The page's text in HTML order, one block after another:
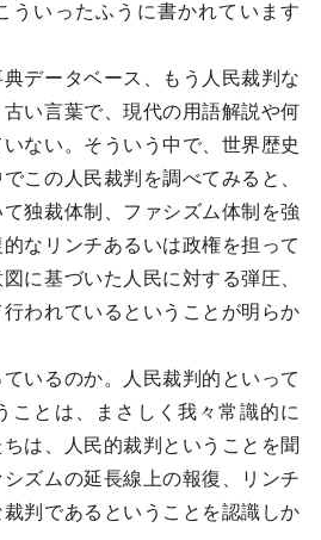
ういったふうに書かれています
データベース、もう人民裁判な
い言葉で、現代の用語解説や何
ない。そういう中で、世界歴史
この人民裁判を調べてみると、
独裁体制、ファシズム体制を強
なリンチあるいは政権を担って
に基づいた人民に対する弾圧、
われているということが明らか
いるのか。人民裁判的といって
ことは、まさしく我々常識的に
は、人民的裁判ということを聞
ズムの延長線上の報復、リンチ
判であるということを認識しか